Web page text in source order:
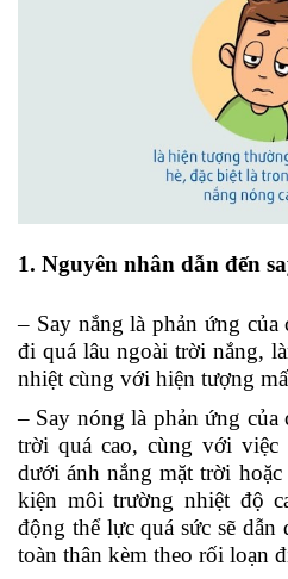
1. Nguyên nhân dẫn đến
– Say nắng là phản ứng
đi quá lâu ngoài trời nắng,
nhiệt cùng với hiện tượng
– Say nóng là phản ứng
trời quá cao, cùng với
dưới ánh nắng mặt trời
kiện môi trường nhiệt độ
động thể lực quá sức sẽ
toàn thân kèm theo rối loạn